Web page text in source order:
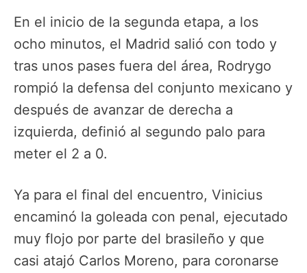
En el inicio de la segunda etapa, a los
ocho minutos, el Madrid salió con todo y
tras unos pases fuera del área, Rodrygo
rompió la defensa del conjunto mexicano y
después de avanzar de derecha a
izquierda, definió al segundo palo para
meter el 2 a 0.
Ya para el final del encuentro, Vinicius
encaminó la goleada con penal, ejecutado
muy flojo por parte del brasileño y que
casi atajó Carlos Moreno, para coronarse